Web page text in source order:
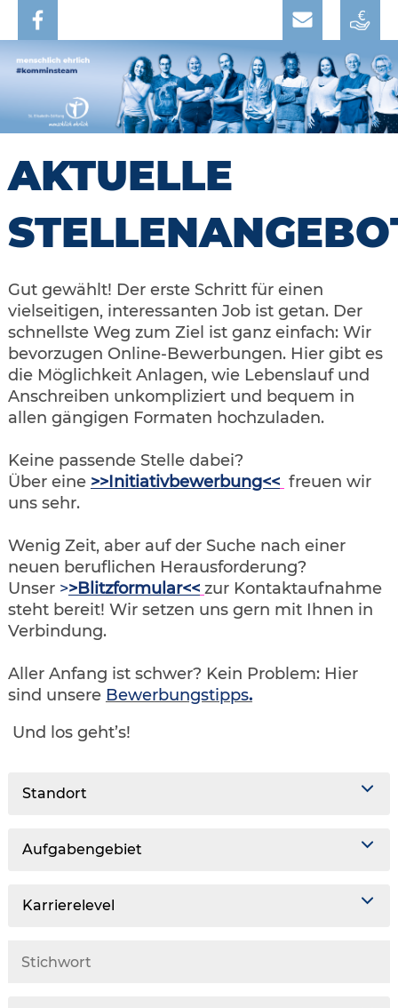
AKTUELLE
Gut gewählt! Der erste Schritt für einen
vielseitigen, interessanten Job ist getan. Der
schnellste Weg zum Ziel ist ganz einfach: Wir
bevorzugen Online-Bewerbungen. Hier gibt es
die Möglichkeit Anlagen, wie Lebenslauf und
Anschreiben unkompliziert und bequem in
allen gängigen Formaten hochzuladen.
Keine passende Stelle dabei?
Über eine >>Initiativbewerbung<< freuen wir
uns sehr.
Wenig Zeit, aber auf der Suche nach einer
neuen beruflichen Herausforderung?
Unser >>Blitzformular<< zur Kontaktaufnahme
steht bereit! Wir setzen uns gern mit Ihnen in
Verbindung.
Aller Anfang ist schwer? Kein Problem: Hier
sind unsere Bewerbungstipps.
Und los geht’s!
Standort
Aufgabengebiet
Karrierelevel